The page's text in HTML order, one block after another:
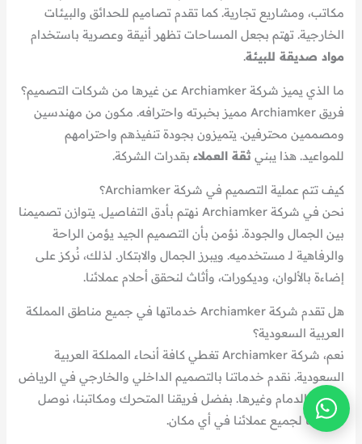
مكاتب، ومشاريع تجارية. كما تقدم تصاميم للحدائق والبيئات
الخارجية. تهتم بجعل المساحات تظهر أنيقة وعصرية باستخدام
مواد صديقة للبيئة.
ما الذي يميز شركة Archiamker عن غيرها من شركات التصميم؟
فريق Archiamker مميز بخبرته واحترافه. مكون من مهندسين
ومصممين محترفين. يتميزون بجودة تنفيذهم واحترامهم
للمواعيد. هذا يبني ثقة العملاء بقدرات الشركة.
كيف تتم عملية التصميم في شركة Archiamker؟
نحن في شركة Archiamker نهتم بأدق التفاصيل. يتوازن تصميمنا
بين الجمال والجودة. نؤمن بأن التصميم الجيد يؤمن الراحة
والرفاهية لـ مستخدميه. ويبرز الجمال والابتكار. لذلك، نُركز على
إضاءة بالألوان، وديكورات، وأثاث لنحقق أحلام عملائنا.
هل تقدم شركة Archiamker خدماتها في جميع مناطق المملكة
العربية السعودية؟
نعم، شركة Archiamker تغطي كافة أنحاء المملكة العربية
السعودية. نقدم خدماتنا بالتصميم الداخلي والخارجي في الرياض
وجدة والدمام وغيرها. بفضل فريقنا المتحرك ومكاتبنا، نوصل
خدماتنا لجميع عملائنا في أي مكان.